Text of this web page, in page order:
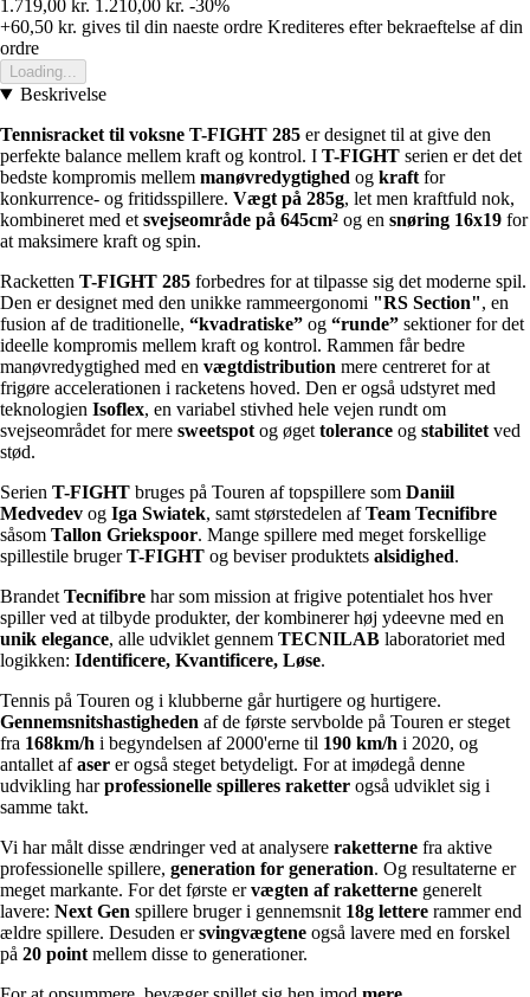
1.719,00 kr. 1.210,00 kr. -30%
+60,50 kr. gives til din naeste ordre Krediteres efter bekraeftelse af din
ordre
Loading...
Beskrivelse
Tennisracket til voksne T-FIGHT 285 er designet til at give den
perfekte balance mellem kraft og kontrol. I T-FIGHT serien er det det
bedste kompromis mellem manøvredygtighed og kraft for
konkurrence- og fritidsspillere. Vægt på 285g, let men kraftfuld nok,
kombineret med et svejseområde på 645cm² og en snøring 16x19 for
at maksimere kraft og spin.
Racketten T-FIGHT 285 forbedres for at tilpasse sig det moderne spil.
Den er designet med den unikke rammeergonomi "RS Section", en
fusion af de traditionelle, “kvadratiske” og “runde” sektioner for det
ideelle kompromis mellem kraft og kontrol. Rammen får bedre
manøvredygtighed med en vægtdistribution mere centreret for at
frigøre accelerationen i racketens hoved. Den er også udstyret med
teknologien Isoflex, en variabel stivhed hele vejen rundt om
svejseområdet for mere sweetspot og øget tolerance og stabilitet ved
stød.
Serien T-FIGHT bruges på Touren af topspillere som Daniil
Medvedev og Iga Swiatek, samt størstedelen afTeam Tecnifibre
såsom Tallon Griekspoor. Mange spillere med meget forskellige
spillestile brugerT-FIGHT og beviser produktets alsidighed.
Brandet Tecnifibre har som mission at frigive potentialet hos hver
spiller ved at tilbyde produkter, der kombinerer høj ydeevne med en
unik elegance, alle udviklet gennem TECNILAB laboratoriet med
logikken: Identificere, Kvantificere, Løse.
Tennis på Touren og i klubberne går hurtigere og hurtigere.
Gennemsnitshastigheden af de første servbolde på Touren er steget
fra 168km/h i begyndelsen af 2000'erne til 190 km/h i 2020, og
antallet afaser er også steget betydeligt. For at imødegå denne
udvikling harprofessionelle spilleres raketter også udviklet sig i
samme takt.
Vi har målt disse ændringer ved at analysere raketterne fra aktive
professionelle spillere, generation for generation. Og resultaterne er
meget markante. For det første ervægten af raketterne generelt
lavere: Next Gen spillere bruger i gennemsnit 18g lettere rammer end
ældre spillere. Desuden ersvingvægtene også lavere med en forskel
på 20 point mellem disse to generationer.